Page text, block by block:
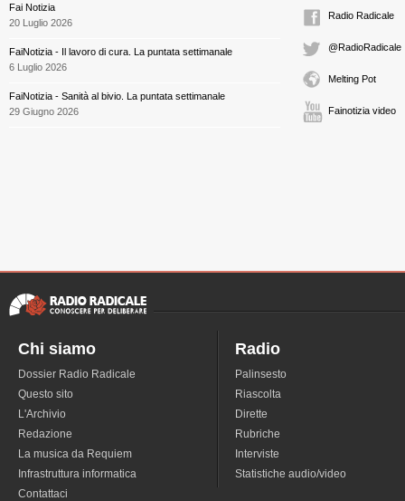
Fai Notizia
20 Luglio 2026
FaiNotizia - Il lavoro di cura. La puntata settimanale
6 Luglio 2026
FaiNotizia - Sanità al bivio. La puntata settimanale
29 Giugno 2026
Radio Radicale
@RadioRadicale
Melting Pot
Fainotizia video
Chi siamo
Dossier Radio Radicale
Questo sito
L'Archivio
Redazione
La musica da Requiem
Infrastruttura informatica
Contattaci
Radio
Palinsesto
Riascolta
Dirette
Rubriche
Interviste
Statistiche audio/video